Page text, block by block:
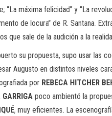
máxima felicidad” y “La
de locura” de R. Santana.
que sale de la audición a la
su propuesta, supo usar las
Augusto en distintos niveles
por REBECA HITCHER
GARRIGA poco ambientó la
, muy eficientes. La